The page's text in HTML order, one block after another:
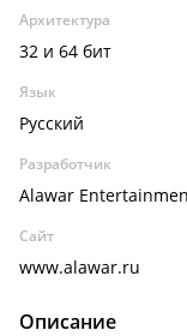
Архитектура
32 и 64 бит
Язык
Русский
Разработчик
Alawar
Сайт
www.alawar.ru
Описание